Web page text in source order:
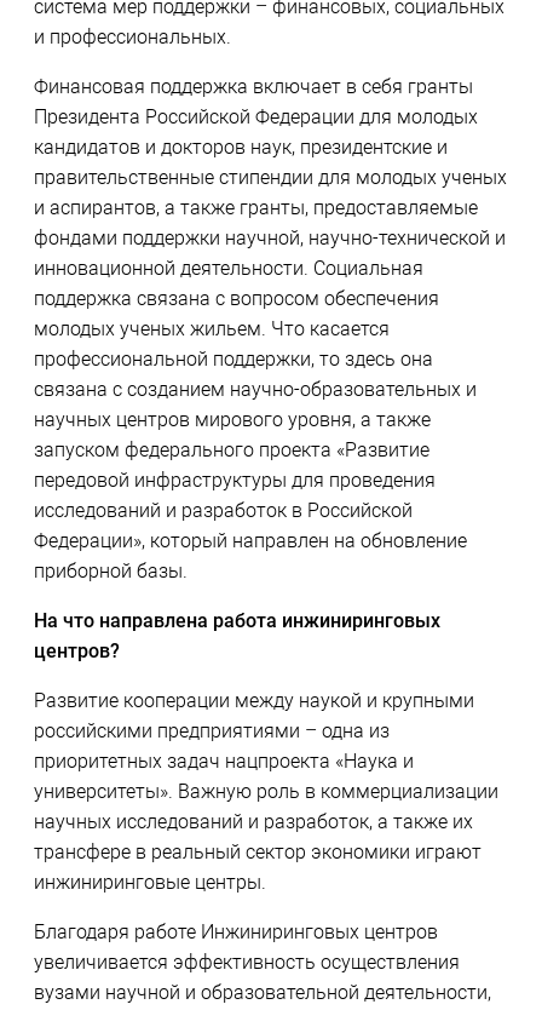
система мер поддержки – финансовых, социальных
и профессиональных.
Финансовая поддержка включает в себя гранты
Президента Российской Федерации для молодых
кандидатов и докторов наук, президентские и
правительственные стипендии для молодых ученых
и аспирантов, а также гранты, предоставляемые
фондами поддержки научной, научно-технической и
инновационной деятельности. Социальная
поддержка связана с вопросом обеспечения
молодых ученых жильем. Что касается
профессиональной поддержки, то здесь она
связана с созданием научно-образовательных и
научных центров мирового уровня, а также
запуском федерального проекта «Развитие
передовой инфраструктуры для проведения
исследований и разработок в Российской
Федерации», который направлен на обновление
приборной базы.
На что направлена работа инжиниринговых
центров?
Развитие кооперации между наукой и крупными
российскими предприятиями – одна из
приоритетных задач нацпроекта «Наука и
университеты». Важную роль в коммерциализации
научных исследований и разработок, а также их
трансфере в реальный сектор экономики играют
инжиниринговые центры.
Благодаря работе Инжиниринговых центров
увеличивается эффективность осуществления
вузами научной и образовательной деятельности,